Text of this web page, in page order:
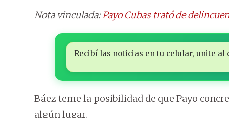
Nota vinculada:Payo Cubas trató de
Recibí las noticias en tu celular, unite al
Báez teme la posibilidad de que Payo
algún lugar.